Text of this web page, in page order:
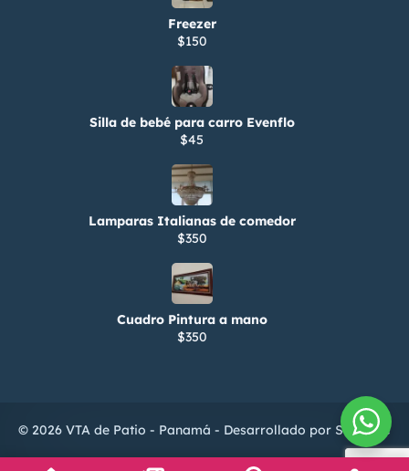
Freezer
$150
Silla de bebé para carro Evenflo
$45
Lamparas Italianas de comedor
$350
Cuadro Pintura a mano
$350
© 2026 VTA de Patio - Panamá - Desarrollado por ServiTIC